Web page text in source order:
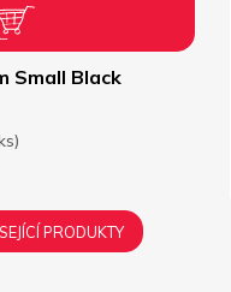
Small Black
PRODUKTY